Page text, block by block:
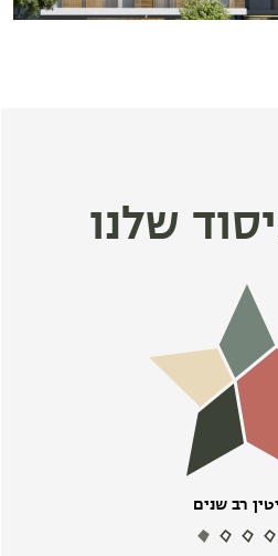
שלנו
רב שנים